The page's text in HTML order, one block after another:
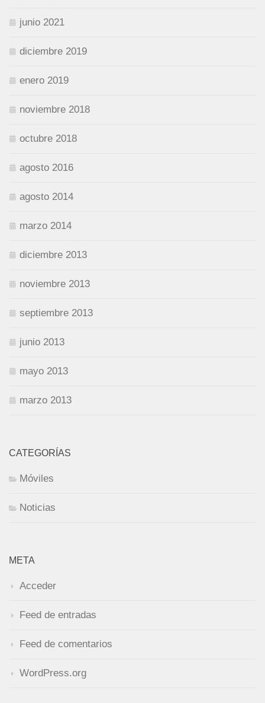
junio 2021
diciembre 2019
enero 2019
noviembre 2018
octubre 2018
agosto 2016
agosto 2014
marzo 2014
diciembre 2013
noviembre 2013
septiembre 2013
junio 2013
mayo 2013
marzo 2013
CATEGORÍAS
Móviles
Noticias
META
Acceder
Feed de entradas
Feed de comentarios
WordPress.org